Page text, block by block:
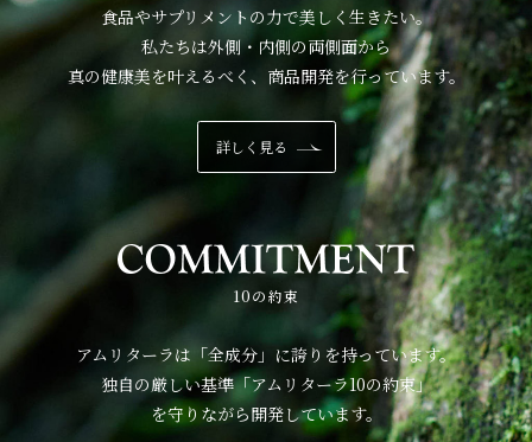
食品やサプリメントの力で美しく生きたい。
私たちは外側・内側の両側面から
真の健康美を叶えるべく、商品開発を行っています。
詳しく見る
10の約束
アムリターラは「全成分」に誇りを持っています。
独自の厳しい基準「アムリターラ10の約束」
を守りながら開発しています。